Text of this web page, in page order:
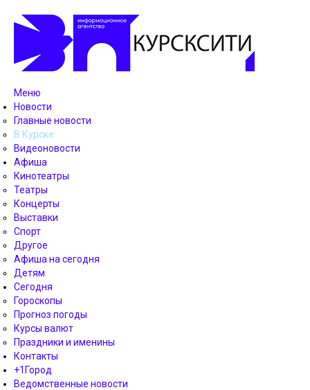
Меню
Новости
Главные новости
В Курске
Видеоновости
Афиша
Кинотеатры
Театры
Концерты
Выставки
Спорт
Другое
Афиша на сегодня
Детям
Сегодня
Гороскопы
Прогноз погоды
Курсы валют
Праздники и именины
Контакты
+1Город
Ведомственные новости